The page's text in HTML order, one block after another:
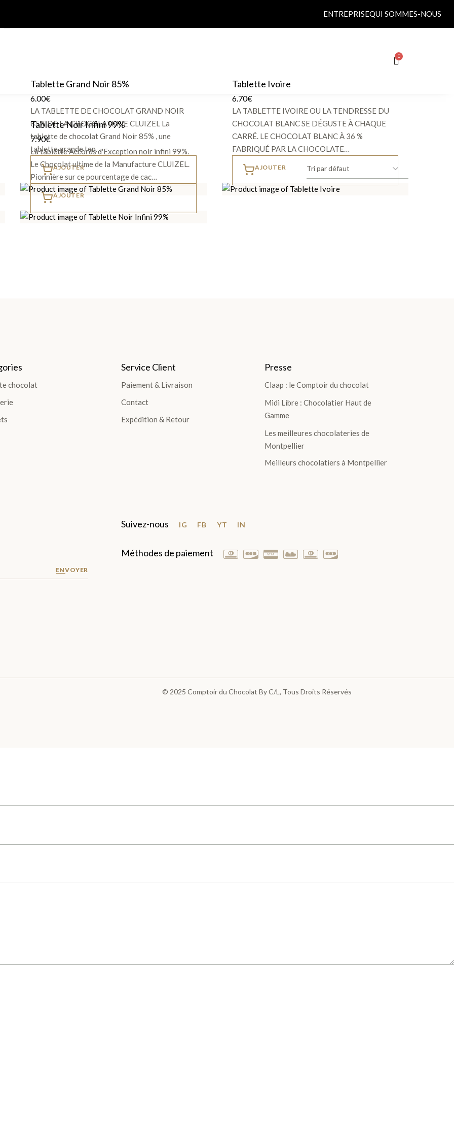
ENTREPRISEQUI SOMMES-NOUS
Tablette Grand Noir 85%
6.00€
LA TABLETTE DE CHOCOLAT GRAND NOIR
85% DE LA CHOCOLATERIE CLUIZEL La
tablette de chocolat Grand Noir 85% , une
tablette grande ten…
AJOUTER
Tablette Ivoire
6.70€
LA TABLETTE IVOIRE OU LA TENDRESSE DU
CHOCOLAT BLANC SE DÉGUSTE À CHAQUE
CARRÉ. LE CHOCOLAT BLANC À 36 %
FABRIQUÉ PAR LA CHOCOLATE…
AJOUTER
Tablette Noir Infini 99%
7.90€
La tablette Accords d'Exception noir infini 99%.
Le Chocolat ultime de la Manufacture CLUIZEL.
Pionnière sur ce pourcentage de cac…
AJOUTER
chocolat
Service Client
Paiement & Livraison
Contact
Expédition & Retour
Presse
Claap : le Comptoir du chocolat
Midi Libre : Chocolatier Haut de
Gamme
Les meilleures chocolateries de
Montpellier
Meilleurs chocolatiers à Montpellier
ENVOYER
Suivez-nous IG FB YT IN
Méthodes de paiement
© 2025 Comptoir du Chocolat By C/L , Tous Droits Réservés